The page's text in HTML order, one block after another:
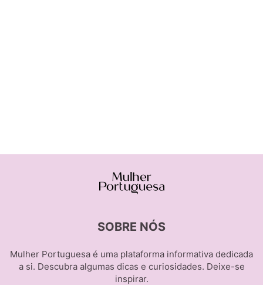
SOBRE NÓS
Mulher Portuguesa é uma plataforma informativa dedicada
a si. Descubra algumas dicas e curiosidades. Deixe-se
inspirar.